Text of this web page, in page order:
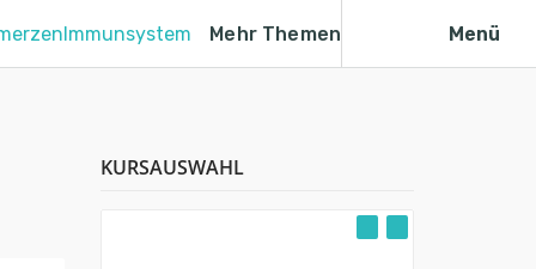
Immunsystem Mehr Themen Menü
KURSAUSWAHL